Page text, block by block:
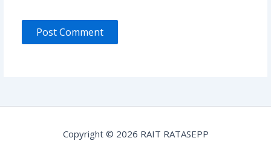
Copyright © 2026 RAIT RATASEPP